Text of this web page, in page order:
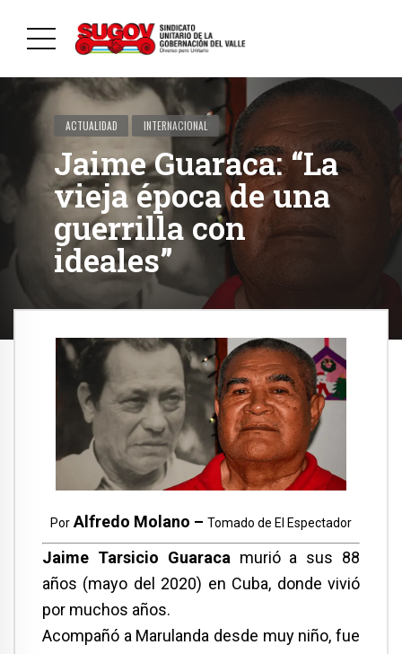
ACTUALIDAD INTERNACIONAL
Jaime Guaraca: “La
vieja época de una
guerrilla con
ideales”
Por Alfredo Molano – Tomado de El Espectador
Jaime Tarsicio Guaraca murió a sus 88
años (mayo del 2020) en Cuba, donde vivió
por muchos años.
Acompañó a Marulanda desde muy niño, fue